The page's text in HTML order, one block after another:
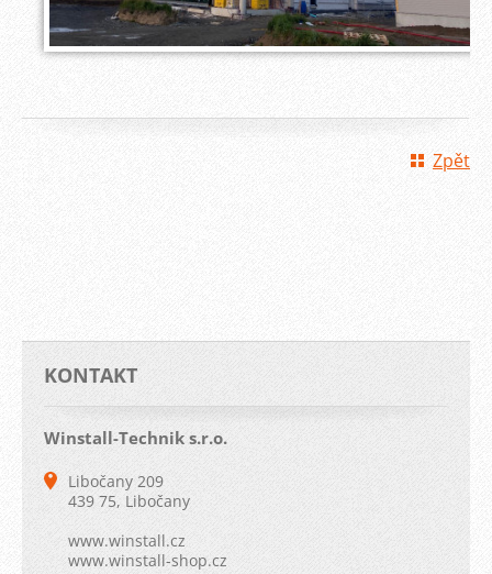
Zpět
KONTAKT
Winstall-Technik s.r.o.
Libočany 209
439 75, Libočany
www.winstall.cz
www.winstall-shop.cz